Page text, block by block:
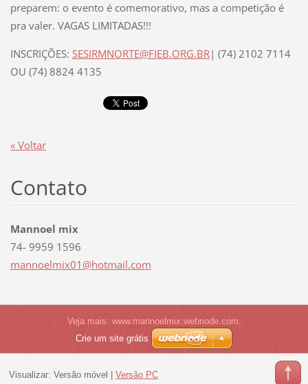
preparem: o evento é comemorativo, mas a competição é
pra valer. VAGAS LIMITADAS!!!
INSCRIÇÕES: SESIRMNORTE@FIEB.ORG.BR| (74) 2102 7114
OU (74) 8824 4135
« Voltar
Contato
Mannoel mix
74- 9959 1596
mannoelmix01@hotmail.com
Veja mais: www.mannoelmix.webnode.com.
Crie um site grátis
Visualizar: Versão móvel Versão PC